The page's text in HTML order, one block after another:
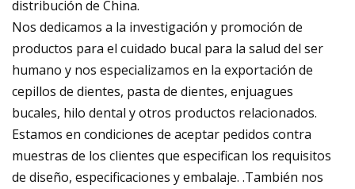
distribución de China.
Nos dedicamos a la investigación y promoción de
productos para el cuidado bucal para la salud del ser
humano y nos especializamos en la exportación de
cepillos de dientes, pasta de dientes, enjuagues
bucales, hilo dental y otros productos relacionados.
Estamos en condiciones de aceptar pedidos contra
muestras de los clientes que especifican los requisitos
de diseño, especificaciones y embalaje. .También nos